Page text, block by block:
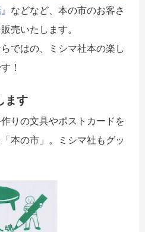
などなど、本の市のお客さ
売いたします。
ではの、ミシマ社本の楽し
！
ます
りの文具やポストカードを
本の市」。ミシマ社もグッ